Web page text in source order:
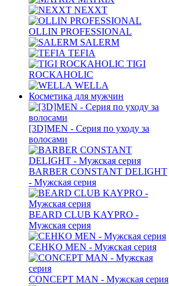
NEXXT
OLLIN PROFESSIONAL
SALERM
TEFIA
TIGI
ROCKAHOLIC
WELLA
Косметика для мужчин
[3D]MEN - Серия по уходу за
волосами
BARBER CONSTANT DELIGHT
- Мужская серия
BEARD CLUB KAYPRO -
Мужская серия
CEHKO MEN - Мужская серия
CONCEPT MAN - Мужская серия